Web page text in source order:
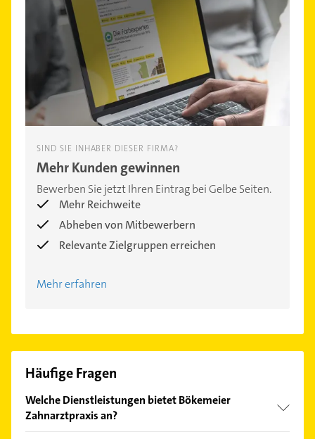
SIND SIE INHABER DIESER FIRMA?
Mehr Kunden gewinnen
Bewerben Sie jetzt Ihren Eintrag bei Gelbe Seiten.
Mehr Reichweite
Abheben von Mitbewerbern
Relevante Zielgruppen erreichen
Mehr erfahren
Häufige Fragen
Welche Dienstleistungen bietet Bökemeier
Zahnarztpraxis an?